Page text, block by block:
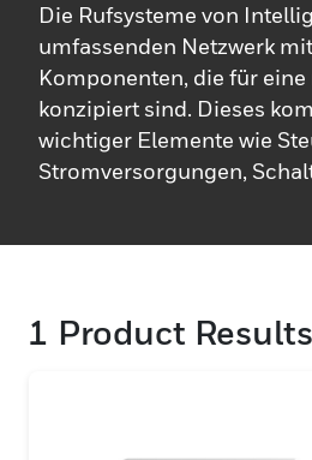
Die Rufsysteme von
umfassenden Netzwerk
Komponenten, die für
konzipiert sind. Dieses
wichtiger Elemente wie
Stromversorgungen,
sowie durch hochwertige
1 Product Results